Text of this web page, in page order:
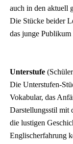
auch in den aktuell
Die Stücke beider
das junge
Unterstufe
Die Unterstufen-
Vokabular, das
Darstellungsstil mit
die lustigen
Englischerfahrung